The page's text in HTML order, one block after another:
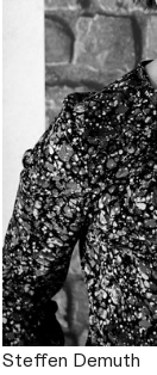
Steffen Demuth